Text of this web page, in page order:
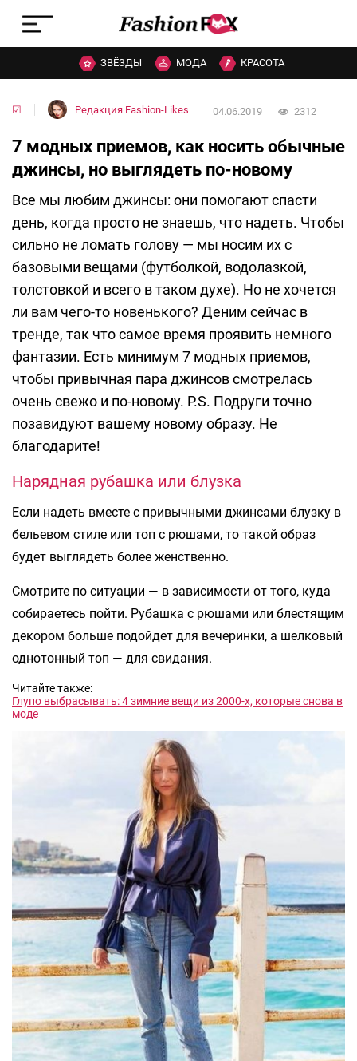
ЗВЁЗДЫ МОДА КРАСОТА
☑ Редакция Fashion-Likes 04.06.2019 2312
7 модных приемов, как носить обычные
джинсы, но выглядеть по-новому
Все мы любим джинсы: они помогают спасти
день, когда просто не знаешь, что надеть. Чтобы
сильно не ломать голову — мы носим их с
базовыми вещами (футболкой, водолазкой,
толстовкой и всего в таком духе). Но не хочется
ли вам чего-то новенького? Деним сейчас в
тренде, так что самое время проявить немного
фантазии. Есть минимум 7 модных приемов,
чтобы привычная пара джинсов смотрелась
очень свежо и по-новому. P.S. Подруги точно
позавидуют вашему новому образу. Не
благодарите!
Нарядная рубашка или блузка
Если надеть вместе с привычными джинсами блузку в
бельевом стиле или топ с рюшами, то такой образ
будет выглядеть более женственно.
Смотрите по ситуации — в зависимости от того, куда
собираетесь пойти. Рубашка с рюшами или блестящим
декором больше подойдет для вечеринки, а шелковый
однотонный топ — для свидания.
Читайте также:
Глупо выбрасывать: 4 зимние вещи из 2000-х, которые снова в
моде